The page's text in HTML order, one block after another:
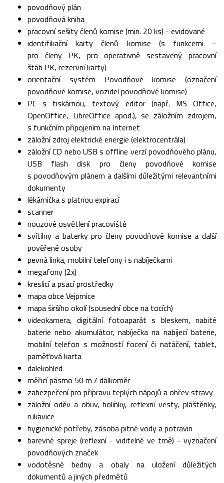
povodňový plán
povodňová kniha
pracovní sešity členů komise (min. 20 ks) - evidované
identifikační karty členů komise (s funkcemi –
pro členy PK, pro operativně sestavený pracovní
štáb PK, rezervní karty)
orientační systém Povodňové komise (označení
povodňové komise, vozidel povodňové komise)
PC s tiskárnou, textový editor (např. MS Office,
OpenOffice, LibreOffice apod.), se záložním zdrojem,
s funkčním připojením na Internet
záložní zdroj elektrické energie (elektrocentrála)
záložní CD nebo USB s offline verzí povodňového plánu,
USB flash disk pro členy povodňové komise
s povodňovým plánem a dalšími důležitými relevantními
dokumenty
lékárnička s platnou expirací
scanner
nouzové osvětlení pracoviště
svítilny a baterky pro členy povodňové komise a další
pověřené osoby
pevná linka, mobilní telefony i s nabíječkami
megafony (2x)
kreslicí a psací prostředky
mapa obce Vejprnice
mapa širšího okolí (sousední obce na tocích)
videokamera, digitální fotoaparát s bleskem, nabité
baterie nebo akumulátor, nabíječka na nabíjecí baterie,
mobilní telefon s možností focení či natáčení, tablet,
paměťová karta
dalekohled
měřicí pásmo 50 m / dálkoměr
zabezpečení pro přípravu teplých nápojů a ohřev stravy
záložní oděv a obuv, holínky, reflexní vesty, pláštěnky,
rukavice
hygienické potřeby, zásoba pitné vody a potravin
barevné spreje (reflexní - viditelné ve tmě) - vyznačení
povodňových značek
vodotěsné bedny a obaly na uložení důležitých
dokumentů a jiných předmětů